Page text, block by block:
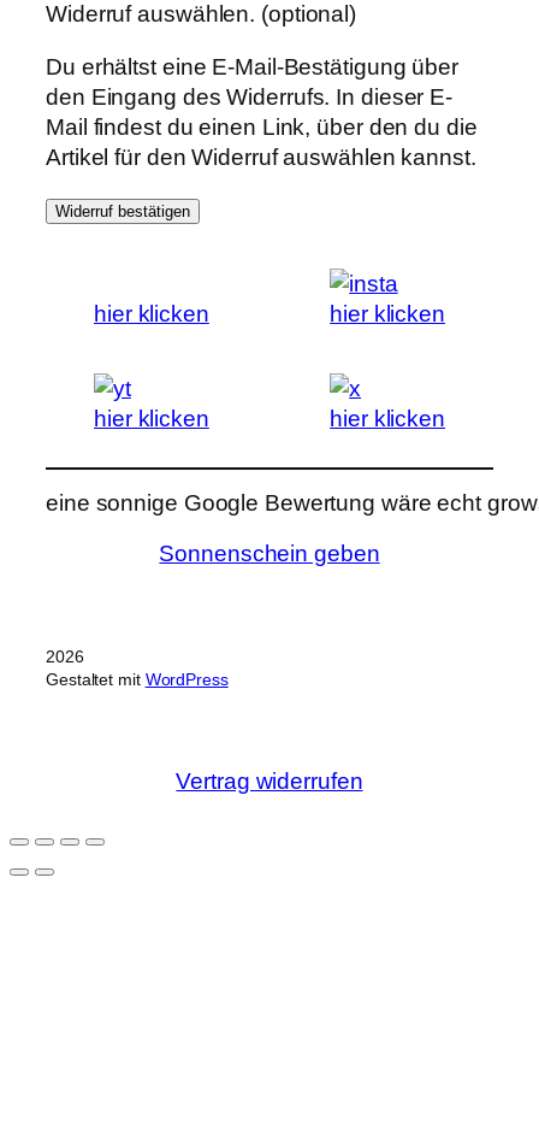
Widerruf auswählen. (optional)
Du erhältst eine E-Mail-Bestätigung über
den Eingang des Widerrufs. In dieser E-
Mail findest du einen Link, über den du die
Artikel für den Widerruf auswählen kannst.
Widerruf bestätigen
hier klicken hier klicken
hier klicken hier klicken
eine sonnige Google Bewertung wäre echt
Sonnenschein geben
2026
Gestaltet mit WordPress
Vertrag widerrufen